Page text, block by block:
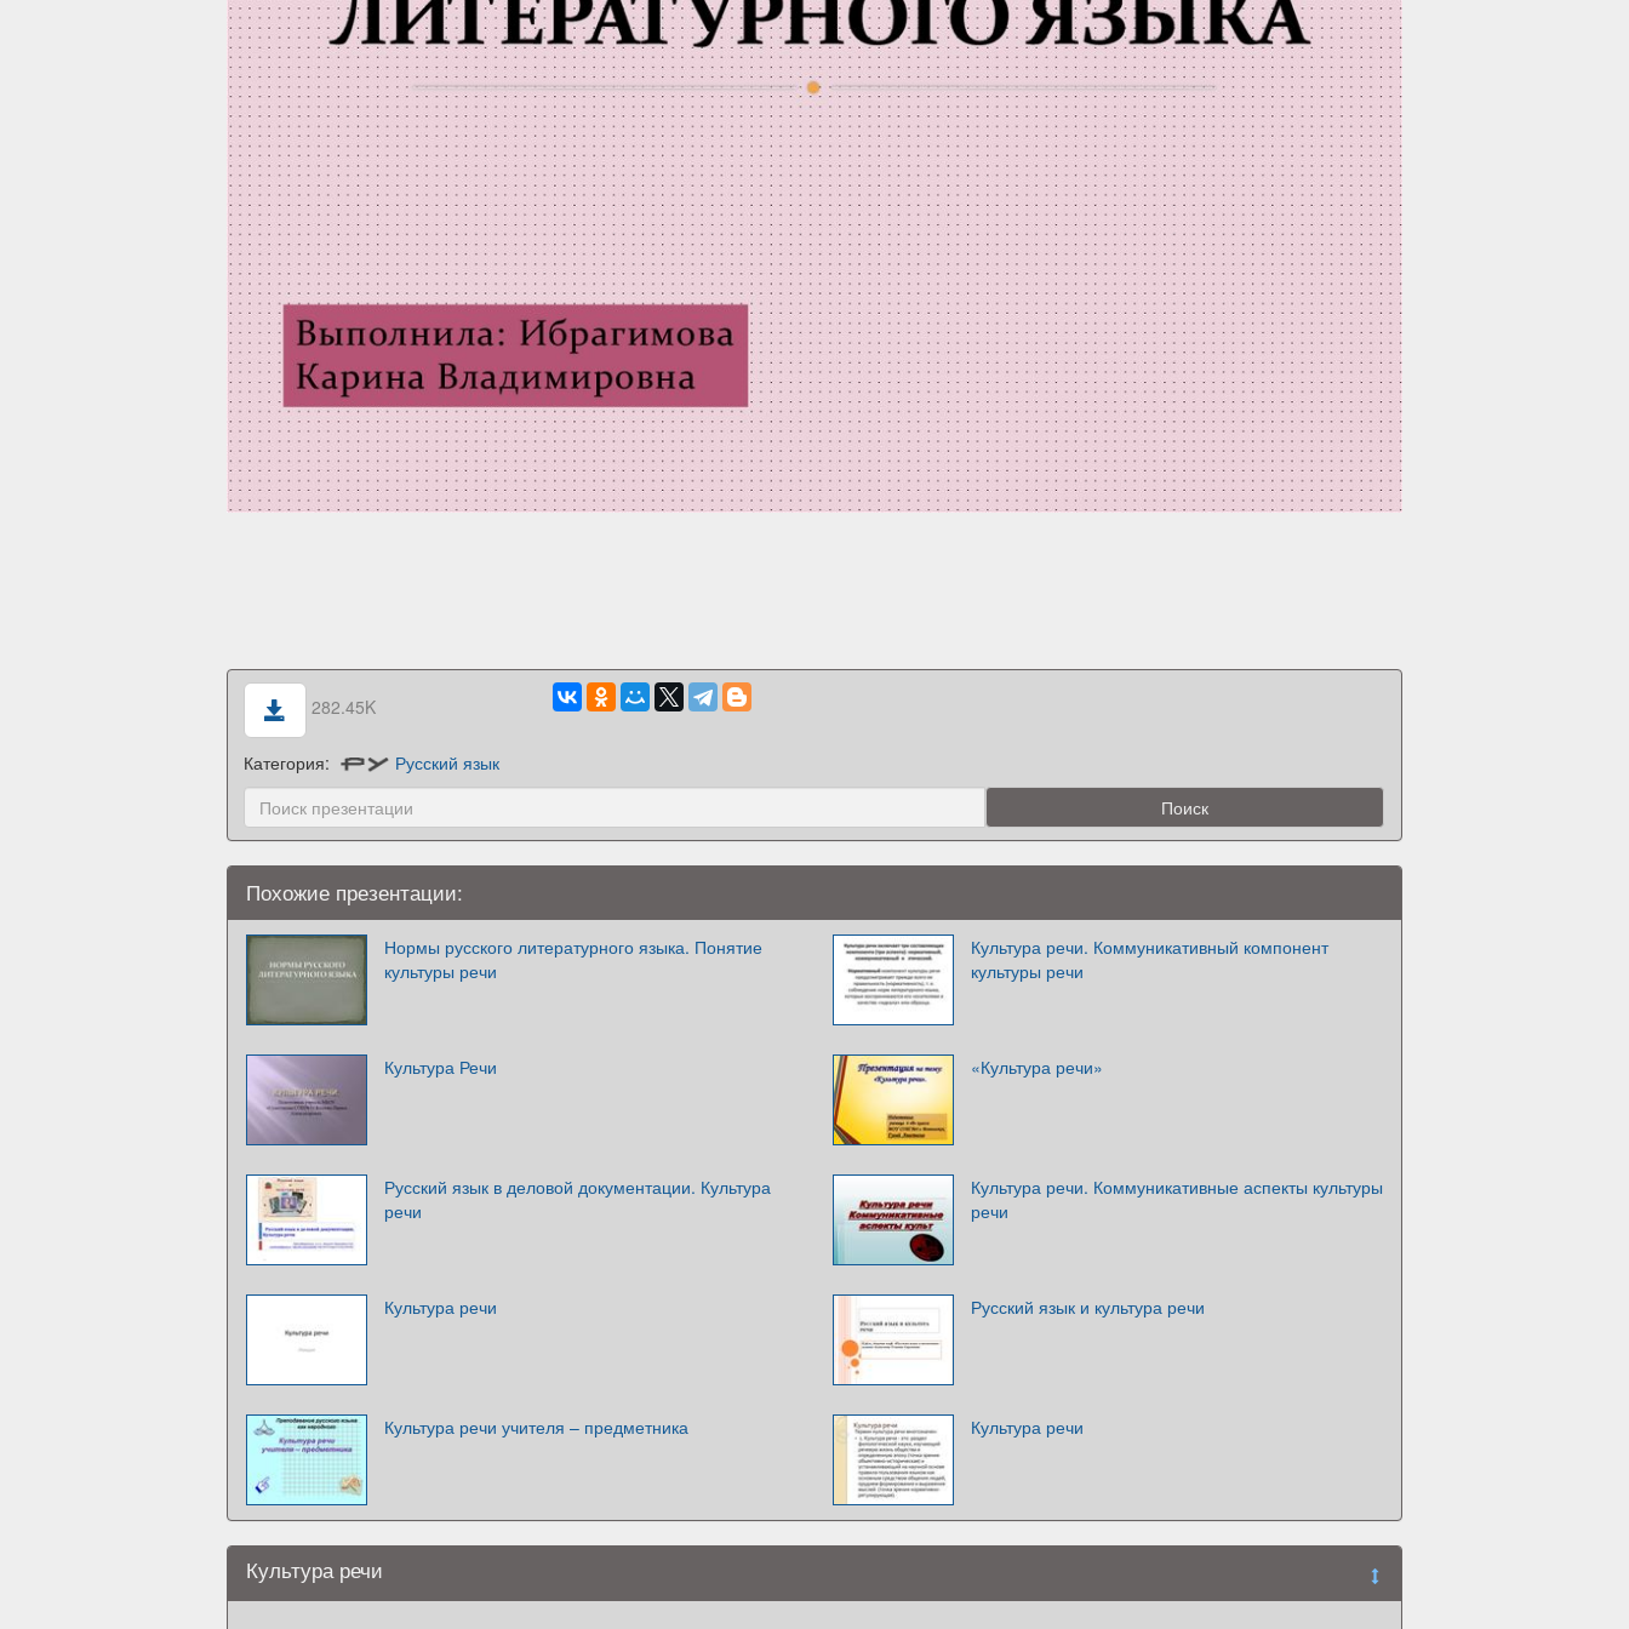
282.45K
Категория: Русский язык
Похожие презентации:
Нормы русского литературного языка. Понятие
культуры речи
Культура речи. Коммуникативный компонент
культуры речи
Культура Речи «Культура речи»
Русский язык в деловой документации. Культура
речи
Культура речи. Коммуникативные аспекты культуры
речи
Культура речи Русский язык и культура речи
Культура речи учителя – предметника Культура речи
Культура речи